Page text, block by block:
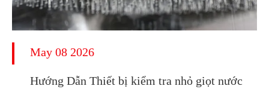
May 08 2026
Hướng Dẫn Thiết bị kiểm tra nhỏ giọt nước